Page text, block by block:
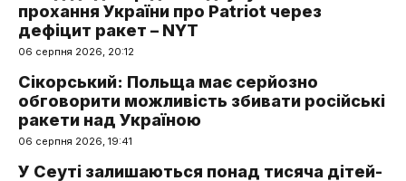
прохання України про Patriot через
дефіцит ракет – NYT
06 серпня 2026, 20:12
Сікорський: Польща має серйозно
обговорити можливість збивати російські
ракети над Україною
06 серпня 2026, 19:41
У Сеуті залишаються понад тисяча дітей-